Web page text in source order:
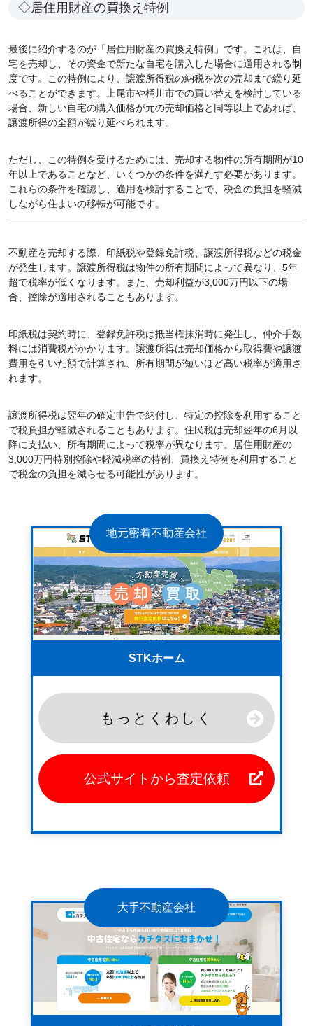
◇居住用財産の買換え特例
最後に紹介するのが「居住用財産の買換え特例」です。これは、自
宅を売却し、その資金で新たな自宅を購入した場合に適用される制
度です。この特例により、譲渡所得税の納税を次の売却まで繰り延
べることができます。上尾市や桶川市での買い替えを検討している
場合、新しい自宅の購入価格が元の売却価格と同等以上であれば、
譲渡所得の全額が繰り延べられます。
ただし、この特例を受けるためには、売却する物件の所有期間が10
年以上であることなど、いくつかの条件を満たす必要があります。
これらの条件を確認し、適用を検討することで、税金の負担を軽減
しながら住まいの移転が可能です。
不動産を売却する際、印紙税や登録免許税、譲渡所得税などの税金
が発生します。譲渡所得税は物件の所有期間によって異なり、5年
超で税率が低くなります。また、売却利益が3,000万円以下の場
合、控除が適用されることもあります。
印紙税は契約時に、登録免許税は抵当権抹消時に発生し、仲介手数
料には消費税がかかります。譲渡所得は売却価格から取得費や譲渡
費用を引いた額で計算され、所有期間が短いほど高い税率が適用さ
れます。
譲渡所得税は翌年の確定申告で納付し、特定の控除を利用すること
で税負担が軽減されることもあります。住民税は売却翌年の6月以
降に支払い、所有期間によって税率が異なります。居住用財産の
3,000万円特別控除や軽減税率の特例、買換え特例を利用すること
で税金の負担を減らせる可能性があります。
地元密着不動産会社
STKホーム
もっとくわしく
公式サイトから査定依頼
大手不動産会社